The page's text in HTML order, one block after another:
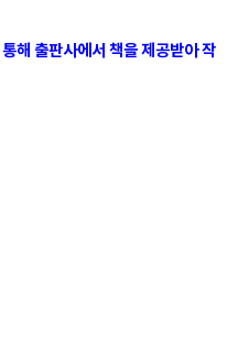
해 출판사에서 책을 제공받아 작